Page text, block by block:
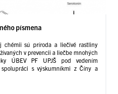
písmena
chémii sú príroda a liečivé rastliny
v prevencii a liečbe mnohých
ÚBEV PF UPJŠ pod vedením
s výskumníkmi z Číny a